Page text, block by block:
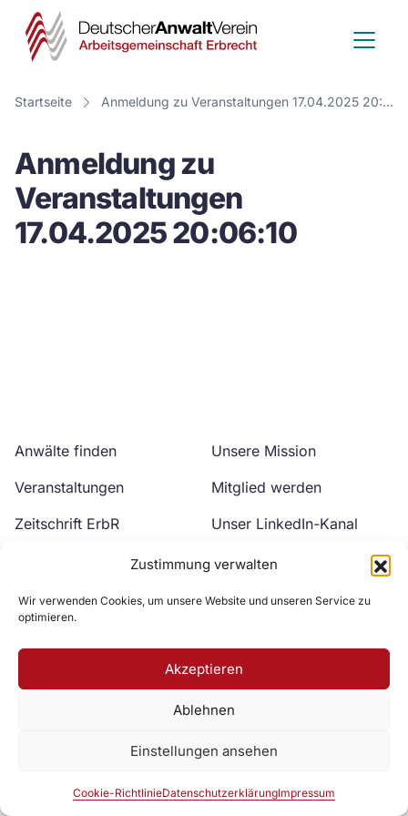
Zustimmung verwalten
Wir verwenden Cookies, um unsere Website und unseren Service zu
optimieren.
Akzeptieren
Ablehnen
Einstellungen ansehen
Cookie-RichtlinieDatenschutzerklärungImpressum
Deutscher
Anwalt
Verein
Startseite Anmeldung zu Veranstaltungen 17.04.2025 20:06:10
Anmeldung zu
Veranstaltungen
17.04.2025 20:06:10
Anwälte finden
Veranstaltungen
Zeitschrift ErbR
Unsere Mission
Mitglied werden
Unser LinkedIn-Kanal
Unser YouTube-Kanal
Zur DAV Webseite